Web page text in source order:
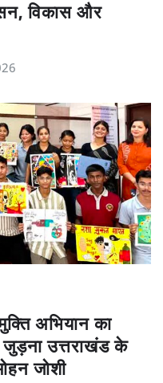
विकास और
अभियान का
उत्तराखंड के
जोशी